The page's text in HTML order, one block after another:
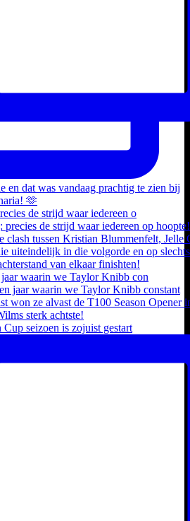
de strijd waar iedereen o
waarin we Taylor Knibb con
seizoen is zojuist gestart